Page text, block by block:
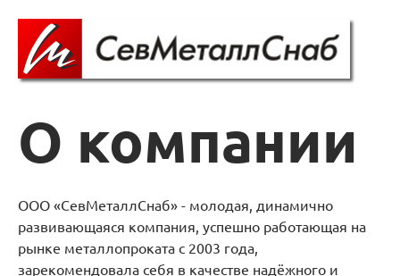
О компании
ООО «СевМеталлСнаб» - молодая, динамично
развивающаяся компания, успешно работающая на
рынке металлопроката с 2003 года,
зарекомендовала себя в качестве надёжного и